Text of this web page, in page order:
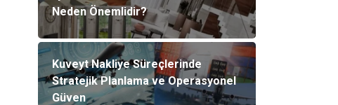
Neden Önemlidir?
Kuveyt Nakliye Süreçlerinde
Stratejik Planlama ve Operasyonel
Güven